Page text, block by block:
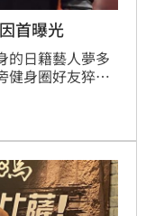
首曝光
的日籍藝人夢多
健身圈好友猝
實死因曝光。